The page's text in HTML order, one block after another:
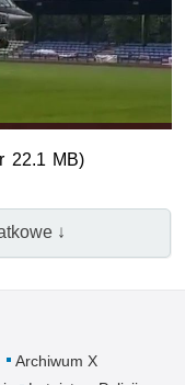
22.1 MB)
↓
Archiwum X